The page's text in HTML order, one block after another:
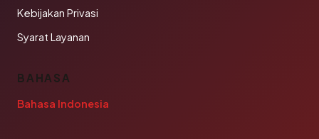
Kebijakan Privasi
Syarat Layanan
BAHASA
Bahasa Indonesia